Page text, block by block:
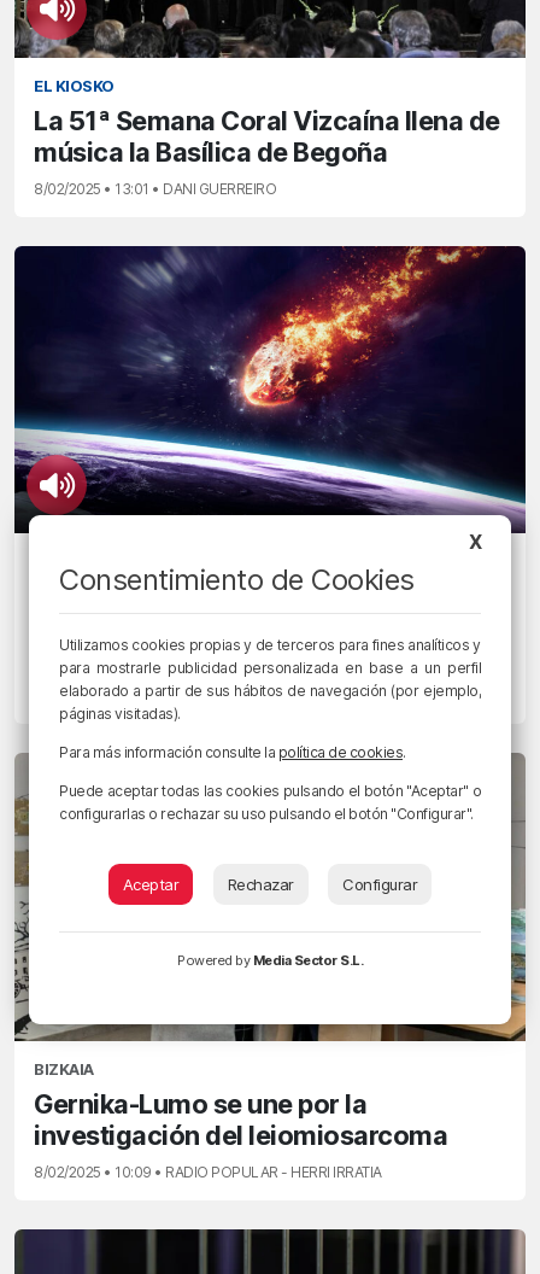
EL KIOSKO
La 51ª Semana Coral Vizcaína llena de
música la Basílica de Begoña
8/02/2025 • 13:01 • DANI GUERREIRO
Un asteroide podría impactar contra la
rusa»
8/02/2025 • 12:23 • RADIO POPULAR - HERRI IRRATIA
BIZKAIA
Gernika-Lumo se une por la
investigación del leiomiosarcoma
8/02/2025 • 10:09 • RADIO POPULAR - HERRI IRRATIA
X
Consentimiento de Cookies
Utilizamos cookies propias y de terceros para fines analíticos y
para mostrarle publicidad personalizada en base a un perfil
elaborado a partir de sus hábitos de navegación (por ejemplo,
páginas visitadas).
Para más información consulte la política de cookies.
Puede aceptar todas las cookies pulsando el botón "Aceptar" o
configurarlas o rechazar su uso pulsando el botón "Configurar".
Aceptar Rechazar Configurar
Powered by Media Sector S.L.